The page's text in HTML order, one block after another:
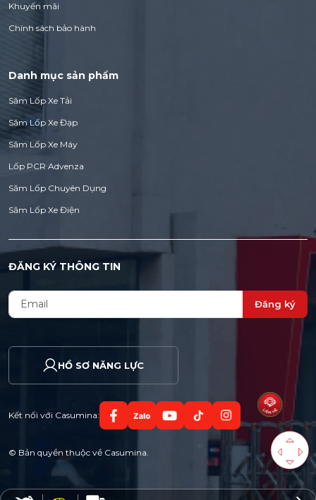
Khuyến mãi
Chính sách bảo hành
Danh mục sản phẩm
Săm Lốp Xe Tải
Săm Lốp Xe Đạp
Săm Lốp Xe Máy
Lốp PCR Advenza
Săm Lốp Chuyên Dụng
Săm Lốp Xe Điện
ĐĂNG KÝ THÔNG TIN
Đăng ký
HỒ SƠ NĂNG LỰC
Kết nối với Casumina:
© Bản quyền thuộc về Casumina.